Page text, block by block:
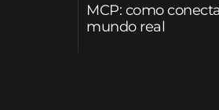
MCP: como
mundo real